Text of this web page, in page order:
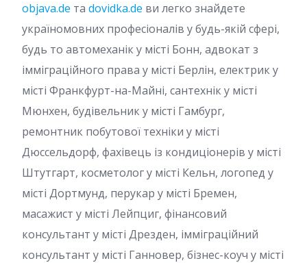
objava.de та dovidka.de ви легко знайдете
україномовних професіоналів у будь-якій сфері,
будь то автомеханік у місті Бонн, адвокат з
імміграційного права у місті Берлін, електрик у
місті Франкфурт-на-Майні, сантехнік у місті
Мюнхен, будівельник у місті Гамбург,
ремонтник побутової техніки у місті
Дюссельдорф, фахівець із кондиціонерів у місті
Штутгарт, косметолог у місті Кельн, логопед у
місті Дортмунд, перукар у місті Бремен,
масажист у місті Лейпциг, фінансовий
консультант у місті Дрезден, імміграційний
консультант у місті Ганновер, бізнес-коуч у місті